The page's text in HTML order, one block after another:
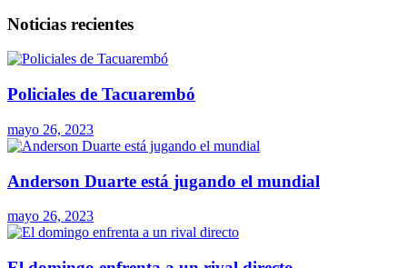
Noticias recientes
Policiales de Tacuarembó
mayo 26, 2023
Anderson Duarte está jugando el mundial
mayo 26, 2023